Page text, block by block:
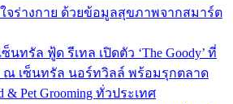
ใจร่างกาย ด้วยข้อมูลสุขภาพจากสมาร์ต
นทรัล ฟู้ด รีเทล เปิดตัว ‘The Goody’ ที่
ณ เซ็นทรัล นอร์ทวิลล์ พร้อมรุกตลาด
& Pet Grooming ทั่วประเทศ